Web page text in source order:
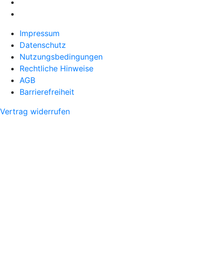
Impressum
Datenschutz
Nutzungsbedingungen
Rechtliche Hinweise
AGB
Barrierefreiheit
Vertrag widerrufen